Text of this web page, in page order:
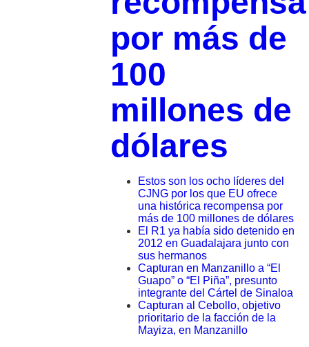
por más de
100
millones de
dólares
Estos son los ocho líderes del
CJNG por los que EU ofrece
una histórica recompensa por
más de 100 millones de dólares
El R1 ya había sido detenido en
2012 en Guadalajara junto con
sus hermanos
Capturan en Manzanillo a “El
Guapo” o “El Piña”, presunto
integrante del Cártel de Sinaloa
Capturan al Cebollo, objetivo
prioritario de la facción de la
Mayiza, en Manzanillo